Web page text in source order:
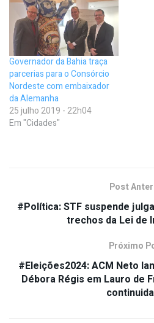
Governador da Bahia traça
parcerias para o Consórcio
Nordeste com embaixador
da Alemanha
25 julho 2019 - 22h04
Em "Cidades"
Post
#Política: STF suspende
trechos da Lei de
Próximo
#Eleições2024: ACM Neto
Débora Régis em Lauro de